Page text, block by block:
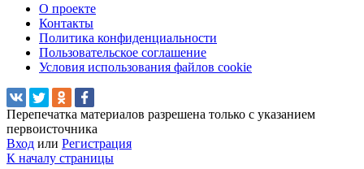
О проекте
Контакты
Политика конфиденциальности
Пользовательское соглашение
Условия использования файлов cookie
Перепечатка материалов разрешена только с указанием
первоисточника
Вход или Регистрация
К началу страницы